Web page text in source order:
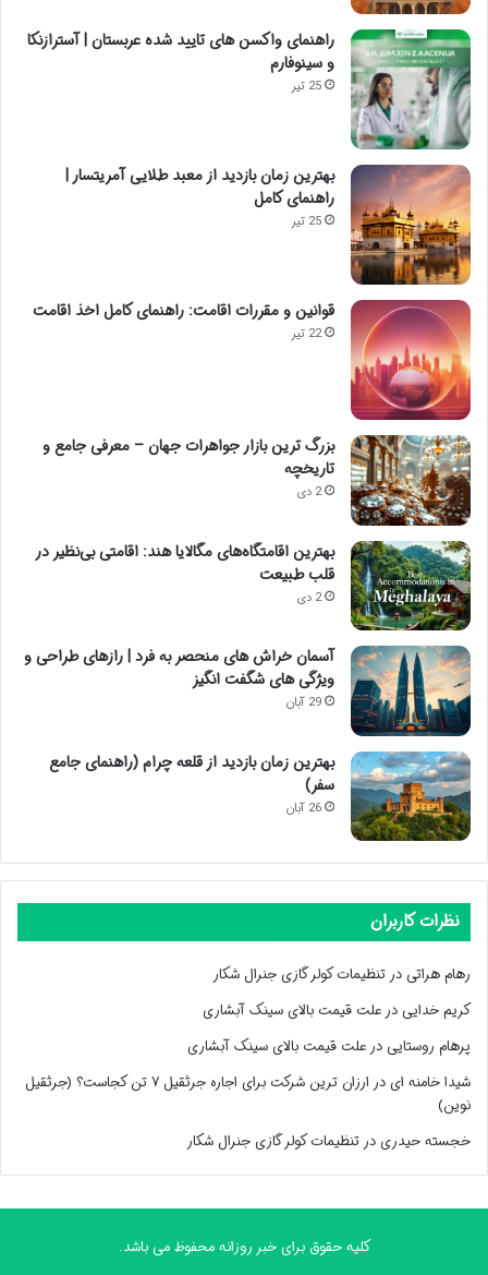
راهنمای واکسن های تایید شده عربستان | آسترازنکا
و سینوفارم
25 تیر
بهترین زمان بازدید از معبد طلایی آمریتسار |
راهنمای کامل
25 تیر
قوانین و مقررات اقامت: راهنمای کامل اخذ اقامت
22 تیر
بزرگ ترین بازار جواهرات جهان – معرفی جامع و
تاریخچه
2 دی
بهترین اقامتگاه‌های مگالایا هند: اقامتی بی‌نظیر در
قلب طبیعت
2 دی
آسمان خراش های منحصر به فرد | رازهای طراحی و
ویژگی های شگفت انگیز
29 آبان
بهترین زمان بازدید از قلعه چرام (راهنمای جامع
سفر)
26 آبان
نظرات کاربران
رهام هراتیدر تنظیمات کولر گازی جنرال شکار
کریم خداییدر علت قیمت بالای سینک آبشاری
پرهام روستاییدر علت قیمت بالای سینک آبشاری
شیدا خامنه ایدر
ارزان ترین شرکت برای اجاره جرثقیل ۷ تن کجاست؟ (جرثقیل
نوین)
خجسته حیدریدر تنظیمات کولر گازی جنرال شکار
کلیه حقوق برای خبر روزانه محفوظ می باشد.